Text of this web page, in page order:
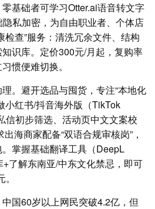
基础者可学习Otter.ai语音转文字
私加密，为自由职业者、个体店
检查”服务：清洗冗余文件、结构
识库。定价300元/月起，复购率
惯便难切换。
。避开选品与囤货，专注“本地化
小红书/抖音海外版（TikTok
信初步筛选、活动页中文文案校
海商家配备“双语合规审核岗”，
掌握基础翻译工具（DeepL
了解东南亚/中东文化禁忌，即可
国60岁以上网民突破4.2亿，但